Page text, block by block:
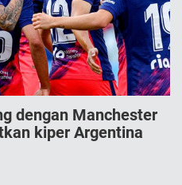
dengan Manchester
kiper Argentina